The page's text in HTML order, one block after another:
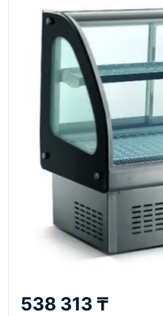
Как оформить
1
Заявка
Оставьте заявку на
форму обратного
Уточнение задачи
538 313 ₸